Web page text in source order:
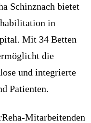
Schinznach bietet
in
Mit 34 Betten
die
und integrierte
Patienten.
Mitarbeitenden